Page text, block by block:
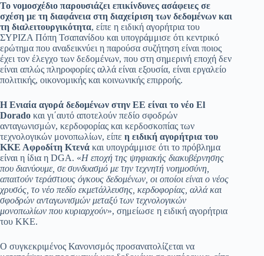
Το νομοσχέδιο παρουσιάζει επικίνδυνες ασάφειες σε
σχέση με τη διαφάνεια στη διαχείριση των δεδομένων και
τη διαλειτουργικότητα, είπε η ειδική αγορήτρια του
ΣΥΡΙΖΑ Πόπη Τσαπανίδου και υπογράμμισε ότι κεντρικό
ερώτημα που αναδεικνύει η παρούσα συζήτηση είναι ποιος
έχει τον έλεγχο των δεδομένων, που στη σημερινή εποχή δεν
είναι απλώς πληροφορίες αλλά είναι εξουσία, είναι εργαλείο
πολιτικής, οικονομικής και κοινωνικής επιρροής.
Η Ενιαία αγορά δεδομένων στην ΕΕ είναι το νέο El
Dorado και γι΄αυτό αποτελούν πεδίο σφοδρών
ανταγωνισμών, κερδοφορίας και κερδοσκοπίας των
τεχνολογικών μονοπωλίων, είπε η ειδική αγορήτρια του
ΚΚΕ Αφροδίτη Κτενά και υπογράμμισε ότι το πρόβλημα
είναι η ίδια η DGA. «Η εποχή της ψηφιακής διακυβέρνησης
που διανύουμε, σε συνδυασμό με την τεχνητή νοημοσύνη,
απαιτούν τεράστιους όγκους δεδομένων, οι οποίοι είναι ο νέος
χρυσός, το νέο πεδίο εκμετάλλευσης, κερδοφορίας, αλλά και
σφοδρών ανταγωνισμών μεταξύ των τεχνολογικών
μονοπωλίων που κυριαρχούν», σημείωσε η ειδική αγορήτρια
του ΚΚΕ.
Ο συγκεκριμένος Κανονισμός προσανατολίζεται να